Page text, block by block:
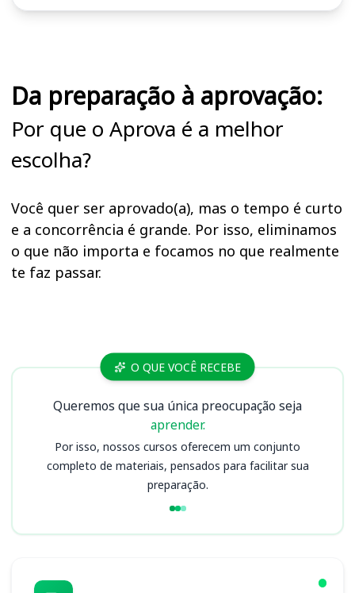
Da preparação à aprovação:
Por que o Aprova é a melhor
escolha?
Você quer ser aprovado(a), mas o tempo é curto
e a concorrência é grande. Por isso, eliminamos
o que não importa e focamos no que realmente
te faz passar.
Cursos VOTUPREV
O QUE VOCÊ RECEBE
Queremos que sua única preocupação seja
aprender.
Por isso, nossos cursos oferecem um conjunto
completo de materiais, pensados para facilitar sua
preparação.